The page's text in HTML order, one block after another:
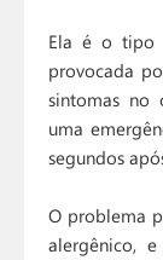
Ela é o tipo
provocada
sintomas no
uma
segundos
O problema
alergênico,